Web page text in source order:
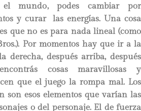
el mundo, podes cambiar por
y curar las energías. Una cosa
que no es para nada lineal (como
Por momentos hay que ir a la
derecha, después arriba, después
cosas maravillosas y
que el juego la rompa mal. Los
son esos elementos que varían las
o del personaje. El de fuerza